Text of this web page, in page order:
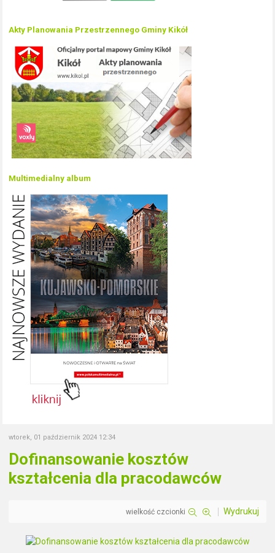
Akty Planowania Przestrzennego Gminy Kikół
Multimedialny album
wtorek, 01 październik 2024 12:34
Dofinansowanie kosztów
kształcenia dla pracodawców
wielkość czcionki Wydrukuj